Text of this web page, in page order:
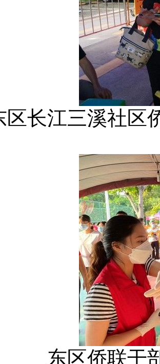
区长江三溪社区
东区侨联干